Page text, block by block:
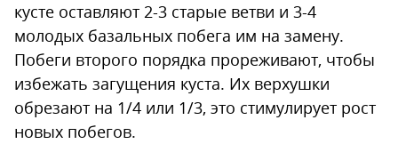
кусте оставляют 2-3 старые ветви и 3-4
молодых базальных побега им на замену.
Побеги второго порядка прореживают, чтобы
избежать загущения куста. Их верхушки
обрезают на 1/4 или 1/3, это стимулирует рост
новых побегов.